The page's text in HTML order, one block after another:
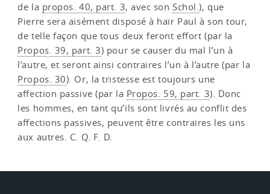
de la propos. 40, part. 3, avec son Schol.), que
Pierre sera aisément disposé à haïr Paul à son tour,
de telle façon que tous deux feront effort (par la
Propos. 39, part. 3) pour se causer du mal l’un à
l’autre, et seront ainsi contraires l’un à l’autre (par la
Propos. 30). Or, la tristesse est toujours une
affection passive (par la Propos. 59, part. 3). Donc
les hommes, en tant qu’ils sont livrés au conflit des
affections passives, peuvent être contraires les uns
aux autres. C. Q. F. D.